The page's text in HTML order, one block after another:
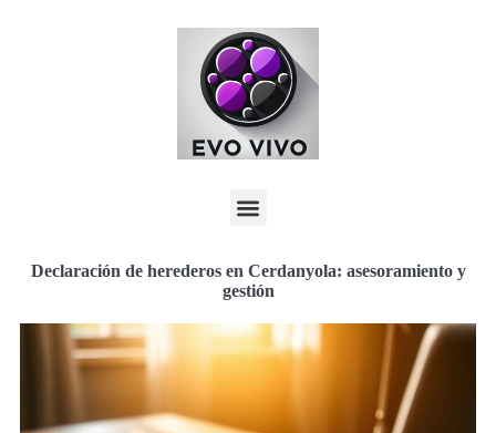
Declaración de herederos en Cerdanyola: asesoramiento y
gestión